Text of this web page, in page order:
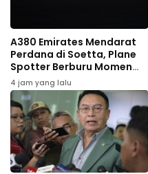
A380 Emirates Mendarat
Perdana di Soetta, Plane
Spotter Berburu Momen
Langka
4 jam yang lalu